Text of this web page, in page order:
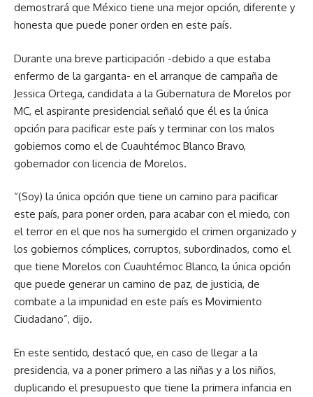
demostrará que México tiene una mejor opción, diferente y
honesta que puede poner orden en este país.
Durante una breve participación -debido a que estaba
enfermo de la garganta- en el arranque de campaña de
Jessica Ortega, candidata a la Gubernatura de Morelos por
MC, el aspirante presidencial señaló que él es la única
opción para pacificar este país y terminar con los malos
gobiernos como el de Cuauhtémoc Blanco Bravo,
gobernador con licencia de Morelos.
“(Soy) la única opción que tiene un camino para pacificar
este país, para poner orden, para acabar con el miedo, con
el terror en el que nos ha sumergido el crimen organizado y
los gobiernos cómplices, corruptos, subordinados, como el
que tiene Morelos con Cuauhtémoc Blanco, la única opción
que puede generar un camino de paz, de justicia, de
combate a la impunidad en este país es Movimiento
Ciudadano”, dijo.
En este sentido, destacó que, en caso de llegar a la
presidencia, va a poner primero a las niñas y a los niños,
duplicando el presupuesto que tiene la primera infancia en